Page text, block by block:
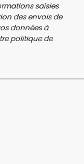
saisies
des envois de
données à
politique de